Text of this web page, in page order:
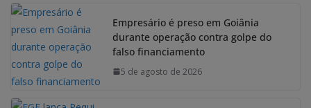
Empresário é preso em Goiânia
durante operação contra golpe do
falso financiamento
5 de agosto de 2026